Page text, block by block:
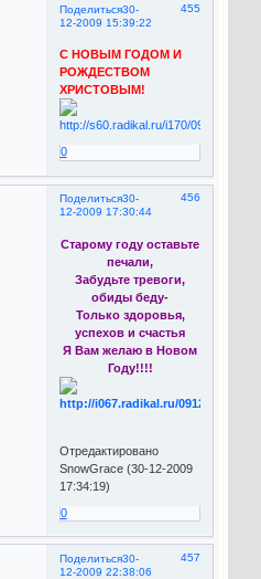
Поделиться 455
30-
12-2009 15:39:22
С НОВЫМ ГОДОМ И
РОЖДЕСТВОМ
ХРИСТОВЫМ!
0
Поделиться 456
30-
12-2009 17:30:44
Старому году оставьте
печали,
Забудьте тревоги,
обиды беду-
Только здоровья,
успехов и счастья
Я Вам желаю в Новом
Году!!!!
Отредактировано
SnowGrace (30-12-2009
17:34:19)
0
Поделиться 457
30-
12-2009 22:38:06